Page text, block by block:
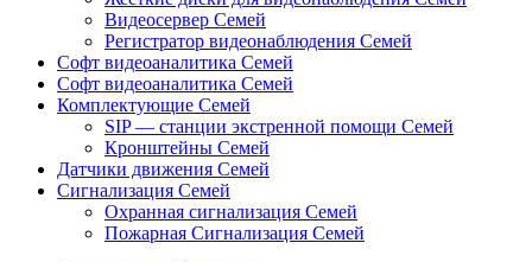
Видеосервер Семей
Регистратор видеонаблюдения Семей
Софт видеоаналитика Семей
Софт видеоаналитика Семей
Комплектующие Семей
SIP — станции экстренной помощи Семей
Кронштейны Семей
Датчики движения Семей
Сигнализация Семей
Охранная сигнализация Семей
Пожарная Сигнализация Семей